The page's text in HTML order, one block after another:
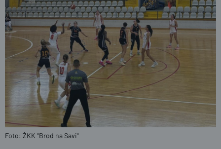
Foto: ŽKK "Brod na Savi"